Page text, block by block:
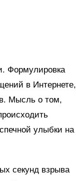
Формулировка
в Интернете,
Мысль о том,
улыбки на
секунд взрыва